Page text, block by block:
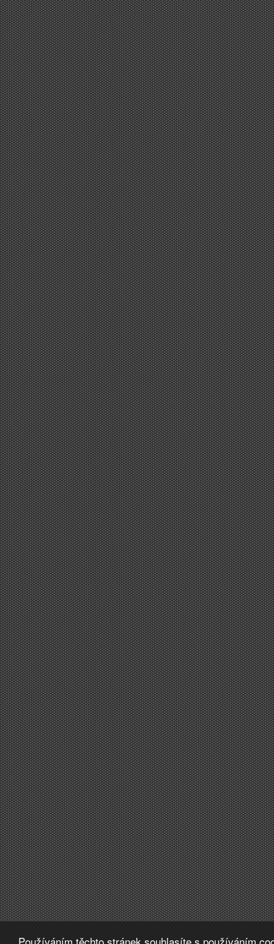
Používáním těchto stránek souhlasíte s používáním